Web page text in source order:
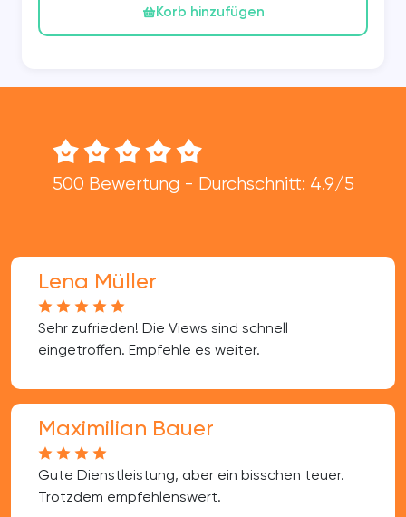
Korb hinzufügen
500 Bewertung - Durchschnitt: 4.9/5
Lena Müller
Sehr zufrieden! Die Views sind schnell
eingetroffen. Empfehle es weiter.
Maximilian Bauer
Gute Dienstleistung, aber ein bisschen teuer.
Trotzdem empfehlenswert.